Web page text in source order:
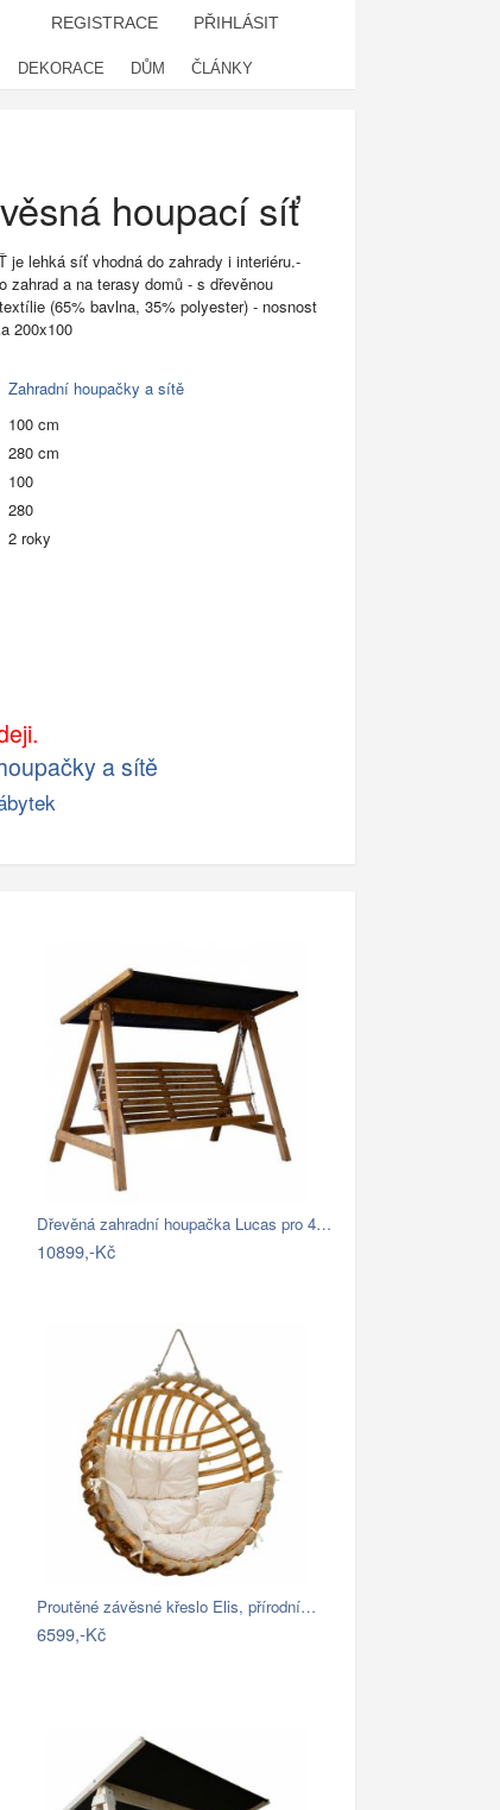
REGISTRACE PŘIHLÁSIT
DEKORACE DŮM ČLÁNKY
houpací síť
je lehká síť vhodná do zahrady i interiéru.-
zahrad a na terasy domů - s dřevěnou
(65% bavlna, 35% polyester) - nosnost
200x100
Zahradní houpačky a sítě
100 cm
280 cm
100
280
2 roky
a sítě
Dřevěná zahradní houpačka Lucas pro 4…
10899,-Kč
Proutěné závěsné křeslo Elis, přírodní…
6599,-Kč